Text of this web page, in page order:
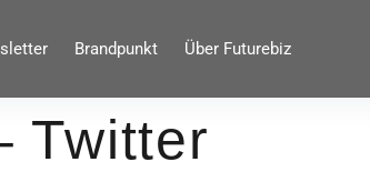
Brandpunkt Über Futurebiz
Twitter